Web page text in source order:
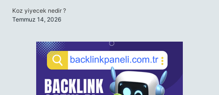
Koz yiyecek nedir ?
Temmuz 14, 2026